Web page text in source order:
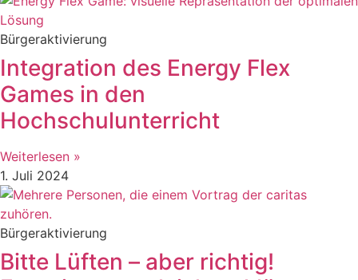
Bürgeraktivierung
Integration des Energy Flex
Games in den
Hochschulunterricht
Weiterlesen »
1. Juli 2024
Bürgeraktivierung
Bitte Lüften – aber richtig!